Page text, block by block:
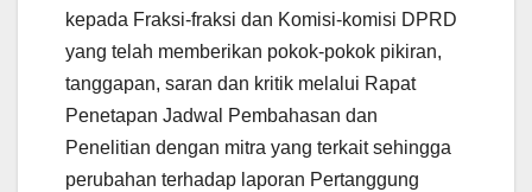
kepada Fraksi-fraksi dan Komisi-komisi DPRD
yang telah memberikan pokok-pokok pikiran,
tanggapan, saran dan kritik melalui Rapat
Penetapan Jadwal Pembahasan dan
Penelitian dengan mitra yang terkait sehingga
perubahan terhadap laporan Pertanggung